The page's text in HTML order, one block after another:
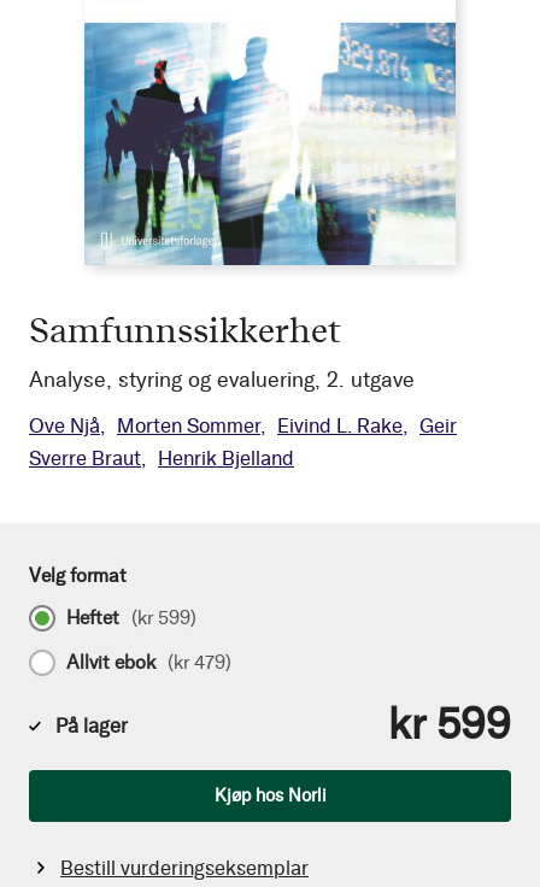
Samfunnssikkerhet
Analyse, styring og evaluering, 2. utgave
Ove Njå Morten Sommer Eivind L. Rake
Geir
Sverre Braut
Henrik Bjelland
Velg format
Heftet (kr 599)
Allvit ebok (kr 479)
På lager kr 599
Kjøp hos Norli
Bestill vurderingseksemplar